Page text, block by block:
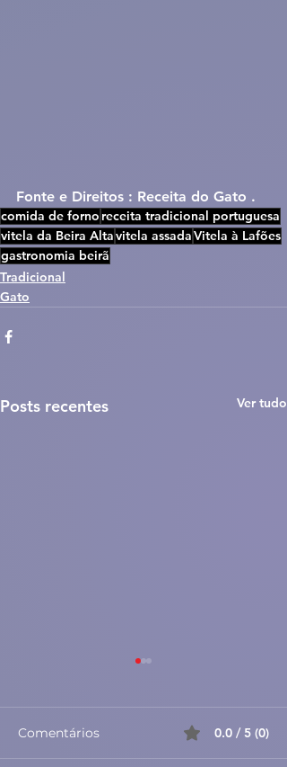
Fonte e Direitos : Receita do Gato .
comida de forno receita tradicional portuguesa
vitela da Beira Altavitela assadaVitela à Lafões
gastronomia beirã
Tradicional
Gato
Posts recentes Ver tudo
Comentários 0.0 / 5 (0)